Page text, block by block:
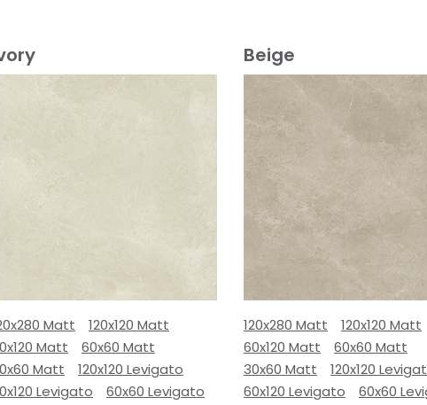
Matt
120x120 Matt
Matt
60x60 Matt
Matt
120x120 Levigato
Levigato
60x60 Levigato
Beige
120x280 Matt
120x120 Matt
60x120 Matt
60x60 Matt
30x60 Matt
120x120
60x120 Levigato
60x60